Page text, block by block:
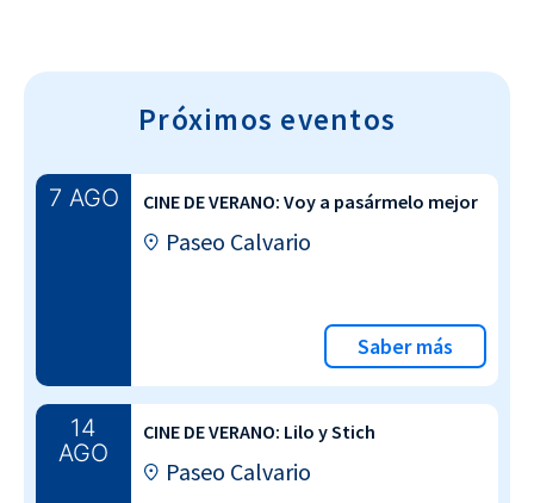
Próximos eventos
7 AGO CINE DE VERANO: Voy a pasármelo mejor
Paseo Calvario
Saber más
14
AGO
CINE DE VERANO: Lilo y Stich
Paseo Calvario